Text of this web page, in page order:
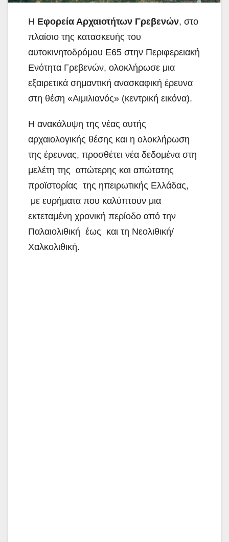
Η Εφορεία Αρχαιοτήτων Γρεβενών, στο
πλαίσιο της κατασκευής του
αυτοκινητοδρόμου Ε65 στην Περιφερειακή
Ενότητα Γρεβενών, ολοκλήρωσε μια
εξαιρετικά σημαντική ανασκαφική έρευνα
στη θέση «Αιμιλιανός» (κεντρική εικόνα).
Η ανακάλυψη της νέας αυτής
αρχαιολογικής θέσης και η ολοκλήρωση
της έρευνας, προσθέτει νέα δεδομένα στη
μελέτη της απώτερης και απώτατης
προϊστορίας της ηπειρωτικής Ελλάδας,
με ευρήματα που καλύπτουν μια
εκτεταμένη χρονική περίοδο από την
Παλαιολιθική έως και τη Νεολιθική/
Χαλκολιθική.